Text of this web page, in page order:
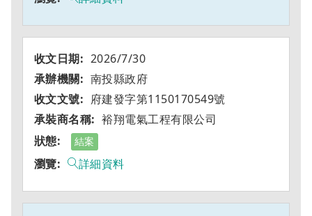
2026/7/30
南投縣政府
府建發字第1150170549號
裕翔電氣工程有限公司
結案
詳細資料